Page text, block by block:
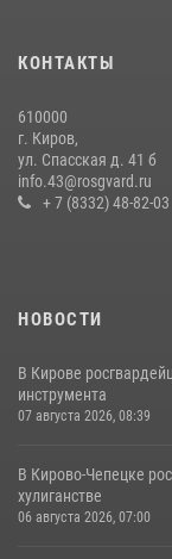
В Кирове и Кирово-
подозреваемых в
19 июля 2026, 07:00
КОНТАКТЫ
610000
г. Киров,
ул. Спасская д. 41 б
info.43@rosgvard.ru
+ 7 (8332) 48-82-03
НОВОСТИ
В Кирове
инструмента
07 августа 2026, 08:39
В Кирово-Чепецке
хулиганстве
06 августа 2026, 07:00